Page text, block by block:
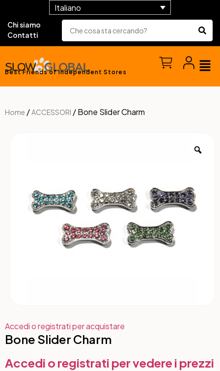
Italiano
Chi siamo
Contatti
Best Friends of Independent Stores
Home /ACCESSORI / Bone Slider Charm
Accedi o registrati per acquistare
Bone Slider Charm
Accedi o registrati per vedere i prezzi